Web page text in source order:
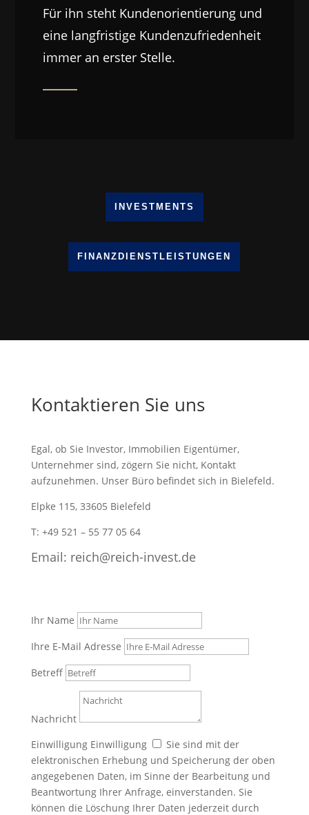
Für ihn steht Kundenorientierung und
eine langfristige Kundenzufriedenheit
immer an erster Stelle.
INVESTMENTS
FINANZDIENSTLEISTUNGEN
Kontaktieren Sie uns
Egal, ob Sie Investor, Immobilien Eigentümer,
Unternehmer sind, zögern Sie nicht, Kontakt
aufzunehmen. Unser Büro befindet sich in Bielefeld.
Elpke 115, 33605 Bielefeld
T: +49 521 – 55 77 05 64
Email: reich@reich-invest.de
Ihr Name
Ihre E-Mail Adresse
Betreff
Nachricht
Einwilligung Einwilligung
Sie sind mit der
elektronischen Erhebung und Speicherung der oben
angegebenen Daten, im Sinne der Bearbeitung und
Beantwortung Ihrer Anfrage, einverstanden. Sie
können die Löschung Ihrer Daten jederzeit durch